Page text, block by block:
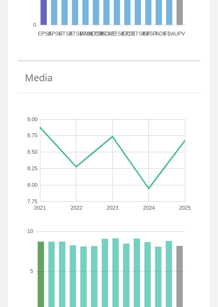
EPSAEPSGETSAETSIAMN
ETSICCP
ETSIADI
ETSIEETSIGCT
ETSIIETSINFETSITFADEFBAUPV
0
Media
2021 2022 2023 2024 2025
7.75
8.00
8.25
8.50
8.75
9.00
5
10